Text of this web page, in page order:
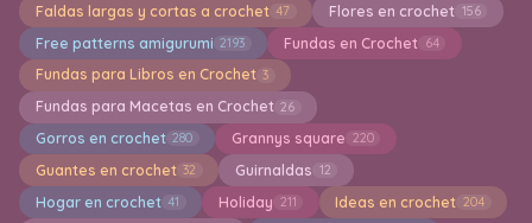
Faldas largas y cortas a crochet 47 Flores en crochet 156
Free patterns amigurumi 2193 Fundas en Crochet 64
Fundas para Libros en Crochet 3
Fundas para Macetas en Crochet 26
Gorros en crochet 280 Grannys square 220
Guantes en crochet 32 Guirnaldas 12
Hogar en crochet 41 Holiday 211 Ideas en crochet 204